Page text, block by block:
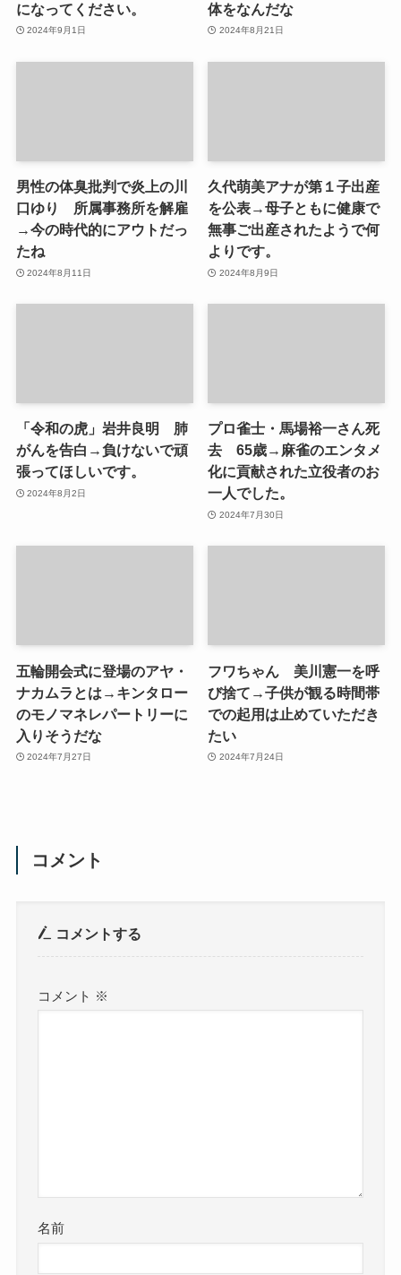
になってください。
2024年9月1日
体をなんだな
2024年8月21日
男性の体臭批判で炎上の川
口ゆり 所属事務所を解雇
→今の時代的にアウトだっ
たね
2024年8月11日
久代萌美アナが第１子出産
を公表→母子ともに健康で
無事ご出産されたようで何
よりです。
2024年8月9日
「令和の虎」岩井良明 肺
がんを告白→負けないで頑
張ってほしいです。
2024年8月2日
プロ雀士・馬場裕一さん死
去 65歳→麻雀のエンタメ
化に貢献された立役者のお
一人でした。
2024年7月30日
五輪開会式に登場のアヤ・
ナカムラとは→キンタロー
のモノマネレパートリーに
入りそうだな
2024年7月27日
フワちゃん 美川憲一を呼
び捨て→子供が観る時間帯
での起用は止めていただき
たい
2024年7月24日
コメント
コメントする
コメント ※
名前